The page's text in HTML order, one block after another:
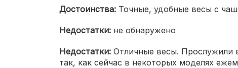
Достоинства: Точные, удобные весы с
Недостатки: не обнаружено
Недостатки: Отличные весы. Прослужили
так, как сейчас в некоторых моделях